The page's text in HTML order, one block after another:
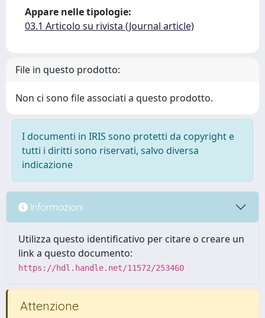
Appare nelle tipologie:
03.1 Articolo su rivista (Journal article)
File in questo prodotto:
Non ci sono file associati a questo prodotto.
I documenti in IRIS sono protetti da copyright e
tutti i diritti sono riservati, salvo diversa
indicazione
Informazioni
Utilizza questo identificativo per citare o creare un
link a questo documento:
https://hdl.handle.net/11572/253460
Attenzione